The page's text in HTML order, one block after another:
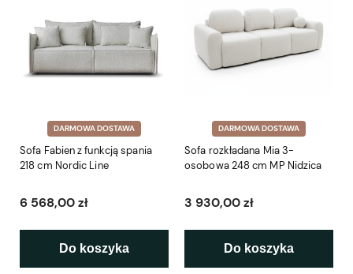
DARMOWA DOSTAWA
Sofa Fabien z funkcją spania
218 cm Nordic Line
6 568,00 zł
Do koszyka
DARMOWA DOSTAWA
Sofa rozkładana Mia 3-
osobowa 248 cm MP Nidzica
3 930,00 zł
Do koszyka